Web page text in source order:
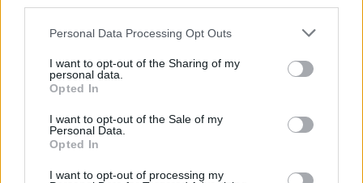
Personal Data Processing Opt Outs
I want to opt-out of the Sharing of my
personal data.
Opted In
I want to opt-out of the Sale of my
Personal Data.
Opted In
I want to opt-out of processing my
spiaggia Una sfida di beach
15/05/2011
EVENTO Giornata paralimpica su
Giornata Nazionale dello Sport